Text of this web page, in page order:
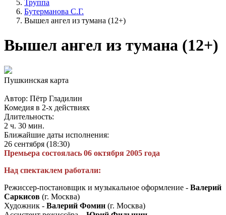
Труппа
Бутерманова С.Г.
Вышел ангел из тумана (12+)
Вышел ангел из тумана (12+)
Пушкинская карта
Автор: Пётр Гладилин
Комедия в 2-х действиях
Длительность:
2 ч. 30 мин.
Ближайшие даты исполнения:
26 сентября (18:30)
Премьера состоялась 06 октября 2005 года
Над спектаклем работали:
Режиссер-постановщик и музыкальное оформление - Валерий
Саркисов (г. Москва)
Художник - Валерий Фомин (г. Москва)